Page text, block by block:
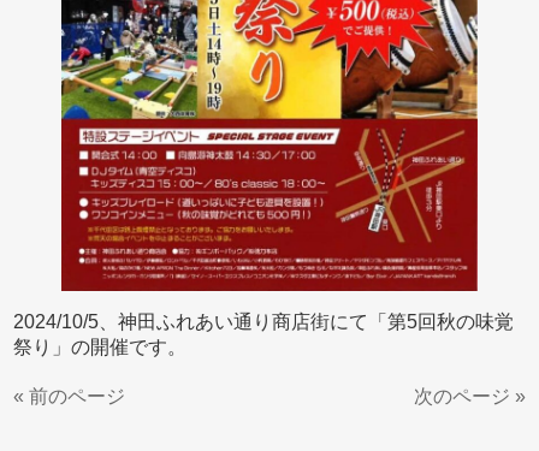
2024/10/5、神田ふれあい通り商店街にて「第5回秋の味覚
祭り」の開催です。
« 前のページ 次のページ »